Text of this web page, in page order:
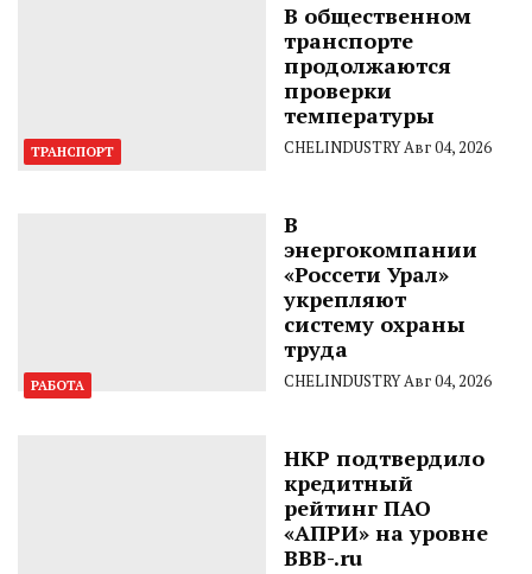
ТРАНСПОРТ
В общественном
транспорте
продолжаются
проверки
температуры
CHELINDUSTRYАвг 04, 2026
РАБОТА
В
энергокомпании
«Россети Урал»
укрепляют
систему охраны
труда
CHELINDUSTRYАвг 04, 2026
НКР подтвердило
кредитный
рейтинг ПАО
«АПРИ» на уровне
BBB-.ru